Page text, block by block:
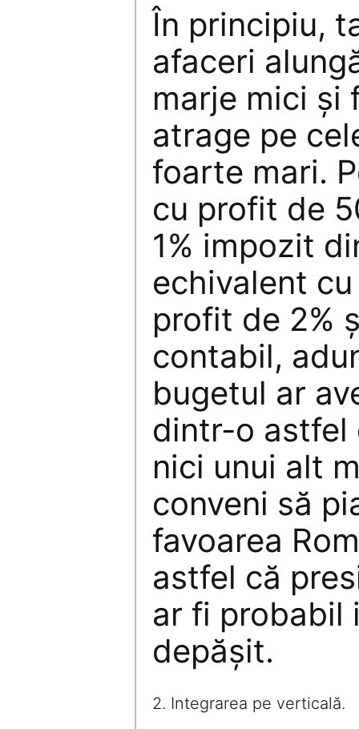
În principiu,
afaceri
marje mici și
atrage pe
foarte mari.
cu profit de
1% impozit
echivalent
profit de 2%
contabil,
bugetul ar
dintr-o astfel
nici unui alt
conveni să
favoarea
astfel că
ar fi probabil
depășit.
2. Integrarea pe verticală.